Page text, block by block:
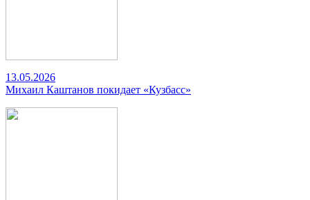
13.05.2026
Михаил Каштанов покидает «Кузбасс»